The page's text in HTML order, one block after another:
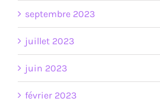
septembre 2023
juillet 2023
juin 2023
février 2023